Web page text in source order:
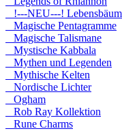
!---NEU---!
Magische Pentagramme
Magische Talismane
Mystische Kabbala
Mythen und Legenden
Mythische Kelten
Nordische Lichter
Ogham
Rob Ray Kollektion
Rune Charms